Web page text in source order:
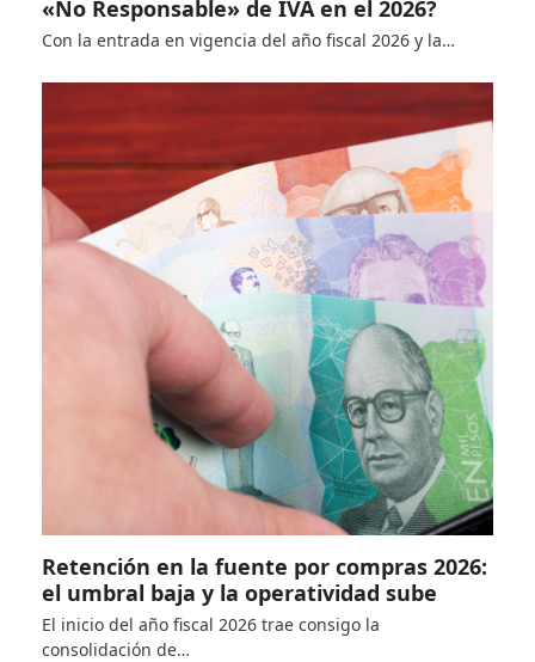
«No Responsable» de IVA en el 2026?
Con la entrada en vigencia del año fiscal 2026 y la…
Retención en la fuente por compras 2026:
el umbral baja y la operatividad sube
El inicio del año fiscal 2026 trae consigo la
consolidación de…